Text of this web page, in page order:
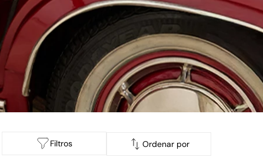
Filtros Ordenar por